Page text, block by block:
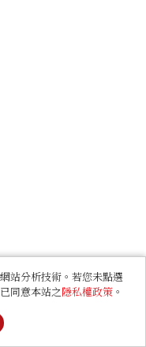
站分析技術。若您未點選
同意本站之隱私權政策 。